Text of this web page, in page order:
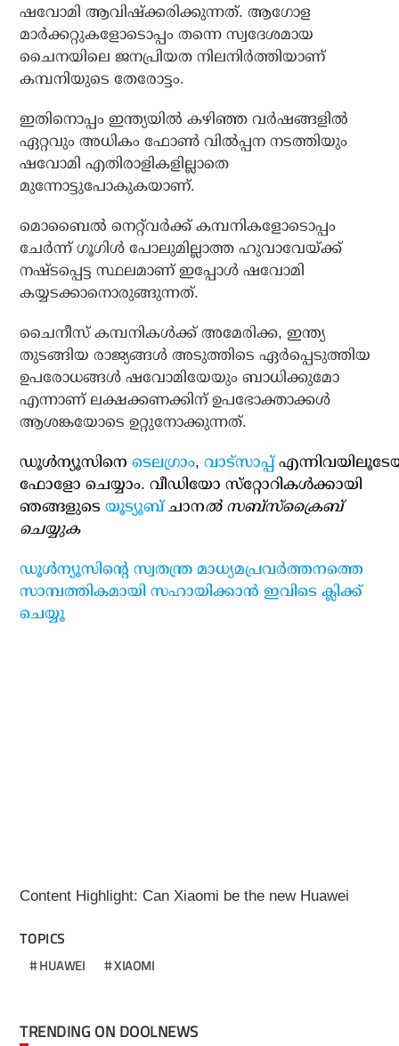
ഷവോമി ആവിഷ്‌ക്കരിക്കുന്നത്. ആഗോള
മാര്‍ക്കറ്റുകളോടൊപ്പം തന്നെ സ്വദേശമായ
ചൈനയിലെ ജനപ്രിയത നിലനിര്‍ത്തിയാണ്
കമ്പനിയുടെ തേരോട്ടം.
ഇതിനൊപ്പം ഇന്ത്യയില്‍ കഴിഞ്ഞ വര്‍ഷങ്ങളില്‍
ഏറ്റവും അധികം ഫോണ്‍ വില്‍പ്പന നടത്തിയും
ഷവോമി എതിരാളികളില്ലാതെ
മുന്നോട്ടുപോകുകയാണ്.
മൊബൈല്‍ നെറ്റ്‌വര്‍ക്ക് കമ്പനികളോടൊപ്പം
ചേര്‍ന്ന് ഗൂഗിള്‍ പോലുമില്ലാത്ത ഹുവാവേയ്ക്ക്
നഷ്ടപ്പെട്ട സ്ഥലമാണ് ഇപ്പോള്‍ ഷവോമി
കയ്യടക്കാനൊരുങ്ങുന്നത്.
ചൈനീസ് കമ്പനികള്‍ക്ക് അമേരിക്ക, ഇന്ത്യ
തുടങ്ങിയ രാജ്യങ്ങള്‍ അടുത്തിടെ ഏര്‍പ്പെടുത്തിയ
ഉപരോധങ്ങള്‍ ഷവോമിയേയും ബാധിക്കുമോ
എന്നാണ് ലക്ഷക്കണക്കിന് ഉപഭോക്താക്കള്‍
ആശങ്കയോടെ ഉറ്റുനോക്കുന്നത്.
ഡൂള്‍ന്യൂസിനെടെലഗ്രാം,വാട്‌സാപ്പ്
ഫോളോ ചെയ്യാം. വീഡിയോ സ്‌റ്റോറികള്‍ക്കായി
ഞങ്ങളുടെയൂട്യൂബ്ചാനല്‍ സബ്‌സ്‌ക്രൈബ്
ചെയ്യുക
ഡൂള്‍ന്യൂസിന്റെ സ്വതന്ത്ര മാധ്യമപ്രവര്‍ത്തനത്തെ
സാമ്പത്തികമായി സഹായിക്കാന്‍ ഇവിടെ ക്ലിക്ക്
ചെയ്യൂ
Content Highlight: Can Xiaomi be the new Huawei
TOPICS
HUAWEI XIAOMI
TRENDING ON DOOLNEWS